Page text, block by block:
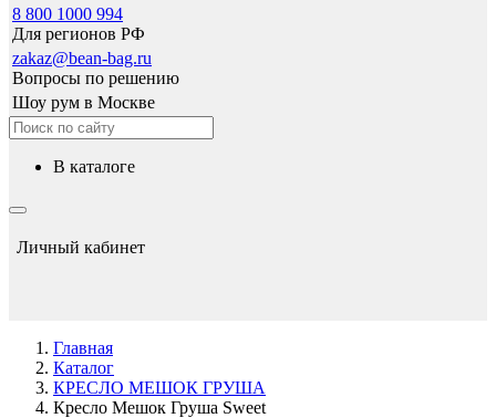
8 800 1000 994
Для регионов РФ
zakaz@bean-bag.ru
Вопросы по решению
Шоу рум в Москве
в каталоге
Личный кабинет
Главная
Каталог
КРЕСЛО МЕШОК ГРУША
Кресло Мешок Груша Sweet